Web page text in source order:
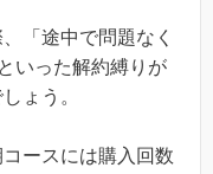
「途中で問題なく
いった解約縛りが
ょう。
ースには購入回数